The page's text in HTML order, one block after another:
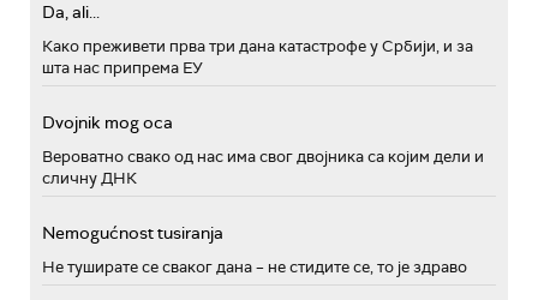
Da, ali...
Како преживети прва три дана катастрофе у Србији, и за
шта нас припрема ЕУ
Dvojnik mog oca
Вероватно свако од нас има свог двојника са којим дели и
сличну ДНК
Nemogućnost tusiranja
Не туширате се сваког дана – не стидите се, то је здраво